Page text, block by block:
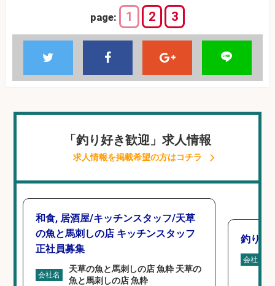
page: 1 2 3
「釣り好き歓迎」求人情報
求人情報を掲載希望の方はコチラ
和食, 居酒屋/キッチンスタッフ/天草
の魚と馬刺しの店 キッチンスタッフ
正社員募集
会社名
天草の魚と馬刺しの店 魚粋 天草の
魚と馬刺しの店 魚粋
釣り具
会社名